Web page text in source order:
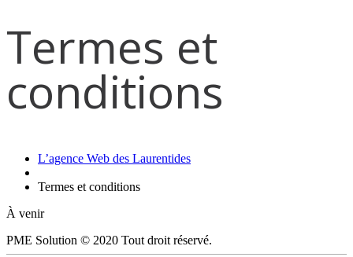
Termes et
conditions
L’agence Web des Laurentides
Termes et conditions
À venir
PME Solution © 2020 Tout droit réservé.